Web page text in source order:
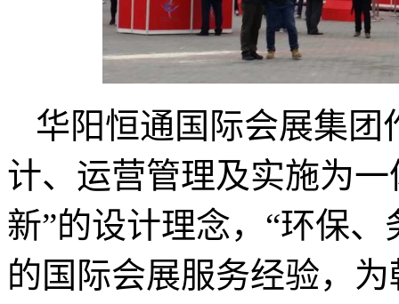
华阳恒通国际会展集
计、运营管理及实施为
新”的设计理念，“环保
的国际会展服务经验，